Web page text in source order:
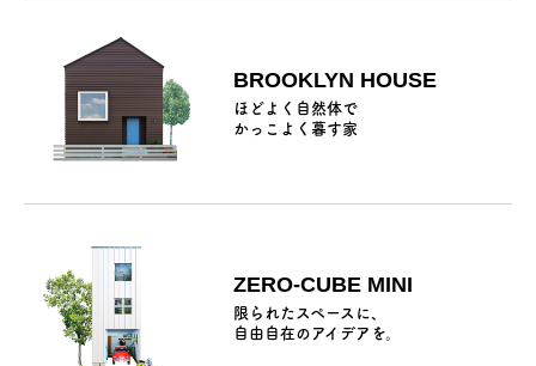
BROOKLYN HOUSE
ほどよく自然体で
かっこよく暮す家
ZERO-CUBE MINI
限られたスペースに、
自由自在のアイデアを。